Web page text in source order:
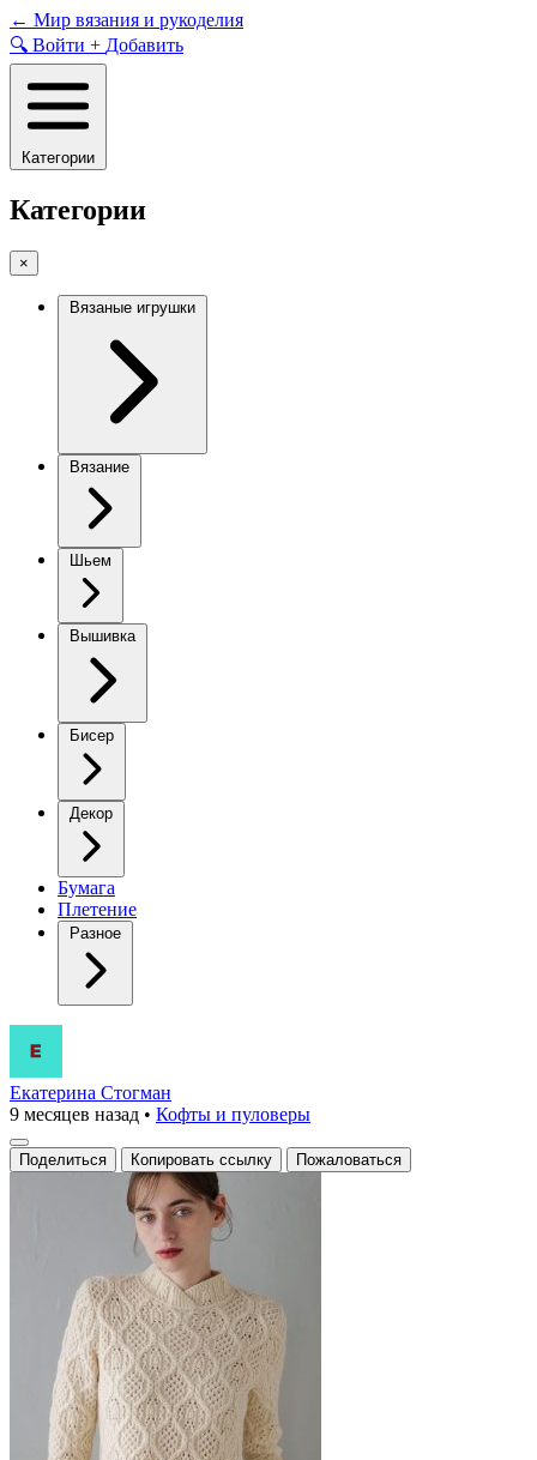
Skip
to
content
← Мир вязания и рукоделия
🔍 Войти + Добавить
Категории
Категории
×
Вязаные игрушки
Вязание
Шьем
Вышивка
Бисер
Декор
Бумага
Плетение
Разное
Очаровательный
вязаный
свитер
с
изысканными
объемной
текстурой.
Екатерина Стогман
9 месяцев назад • Кофты и пуловеры
Поделиться Копировать ссылку Пожаловаться